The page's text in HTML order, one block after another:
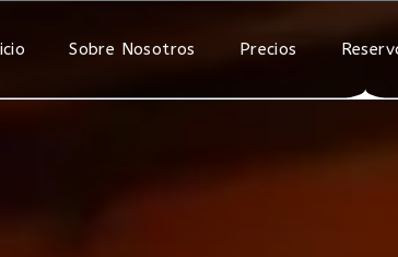
Sobre Nosotros Precios